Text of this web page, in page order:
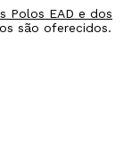
Polos EAD e dos
são oferecidos.